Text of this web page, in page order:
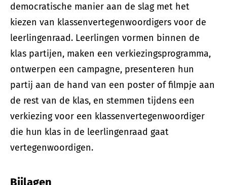
democratische manier aan de slag met het
kiezen van klassenvertegenwoordigers voor de
leerlingenraad. Leerlingen vormen binnen de
klas partijen, maken een verkiezingsprogramma,
ontwerpen een campagne, presenteren hun
partij aan de hand van een poster of filmpje aan
de rest van de klas, en stemmen tijdens een
verkiezing voor een klassenvertegenwoordiger
die hun klas in de leerlingenraad gaat
vertegenwoordigen.
Bijlagen